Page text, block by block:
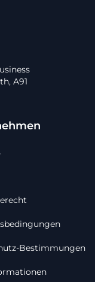
A91
Bestimmungen